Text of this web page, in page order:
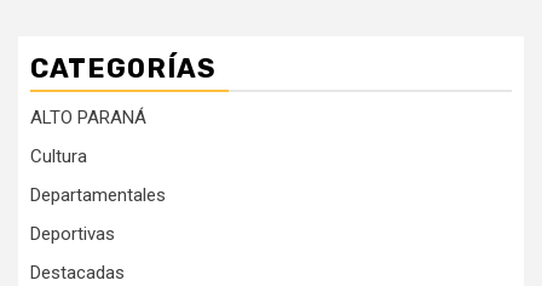
CATEGORÍAS
ALTO PARANÁ
Cultura
Departamentales
Deportivas
Destacadas